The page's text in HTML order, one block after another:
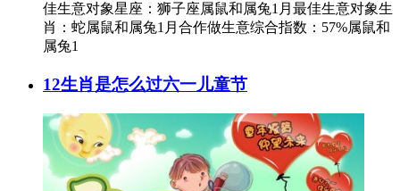
佳生意对象星座：狮子座属鼠和属兔1月最佳生意对象生
肖：蛇属鼠和属兔1月合作做生意综合指数：57%属鼠和
属兔1
12生肖是怎么过六一儿童节